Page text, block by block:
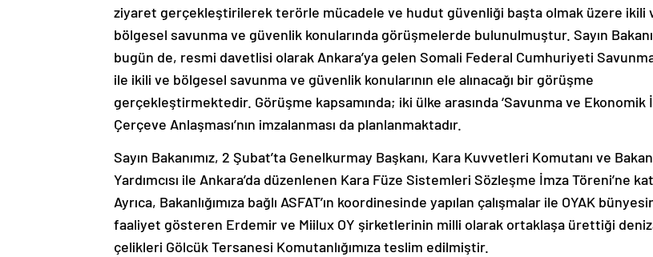
ziyaret gerçekleştirilerek terörle mücadele ve hudut güvenliği başta olmak üzere ikili
bölgesel savunma ve güvenlik konularında görüşmelerde bulunulmuştur. Sayın
bugün de, resmi davetlisi olarak Ankara’ya gelen Somali Federal Cumhuriyeti
ile ikili ve bölgesel savunma ve güvenlik konularının ele alınacağı bir görüşme
gerçekleştirmektedir. Görüşme kapsamında; iki ülke arasında ‘Savunma ve Ekonomik
Çerçeve Anlaşması’nın imzalanması da planlanmaktadır.
Sayın Bakanımız, 2 Şubat’ta Genelkurmay Başkanı, Kara Kuvvetleri Komutanı ve Bakan
Yardımcısı ile Ankara’da düzenlenen Kara Füze Sistemleri Sözleşme İmza Töreni’ne
Ayrıca, Bakanlığımıza bağlı ASFAT’ın koordinesinde yapılan çalışmalar ile OYAK
faaliyet gösteren Erdemir ve Miilux OY şirketlerinin milli olarak ortaklaşa ürettiği
çelikleri Gölcük Tersanesi Komutanlığımıza teslim edilmiştir.